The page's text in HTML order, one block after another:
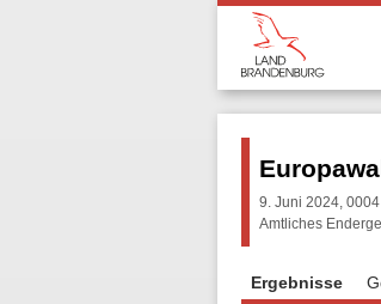
9. Juni 2024,
Amtliches
Ergebnisse